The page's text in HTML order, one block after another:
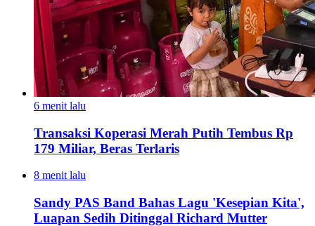
6 menit lalu
Transaksi Koperasi Merah Putih Tembus Rp
179 Miliar, Beras Terlaris
8 menit lalu
Sandy PAS Band Bahas Lagu 'Kesepian Kita',
Luapan Sedih Ditinggal Richard Mutter